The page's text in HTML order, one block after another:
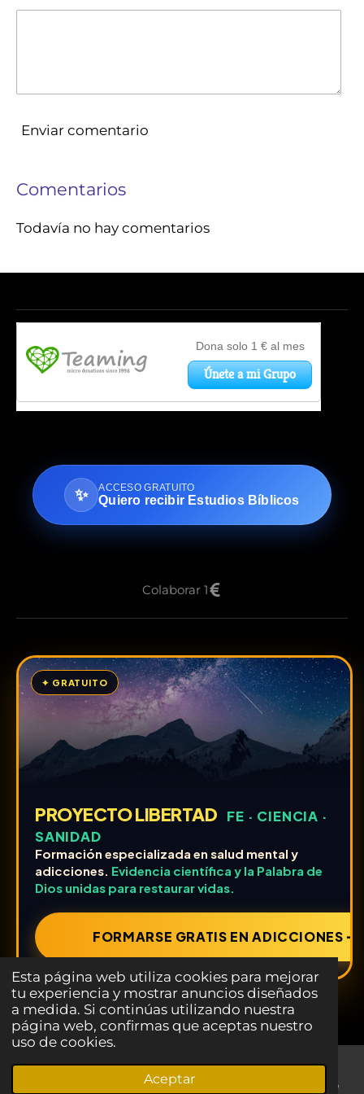
Esta página web utiliza cookies para mejorar
tu experiencia y mostrar anuncios diseñados
a medida. Si continúas utilizando nuestra
página web, confirmas que aceptas nuestro
uso de cookies.
Aceptar
Enviar comentario
Comentarios
Todavía no hay comentarios
✨ ACCESO GRATUITO
Quiero recibir Estudios Bíblicos
Colaborar 1
✦ GRATUITO
PROYECTO LIBERTAD
FE · CIENCIA ·
SANIDAD
Formación especializada en salud mental y
adicciones. Evidencia científica y la Palabra de
Dios unidas para restaurar vidas.
FORMARSE GRATIS EN ADICCIONES ➔
Teléfono WhatsApp